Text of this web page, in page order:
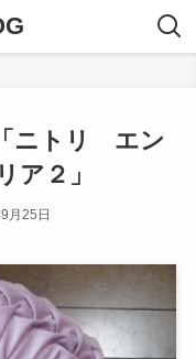
ニトリ エン
ア２」
月25日